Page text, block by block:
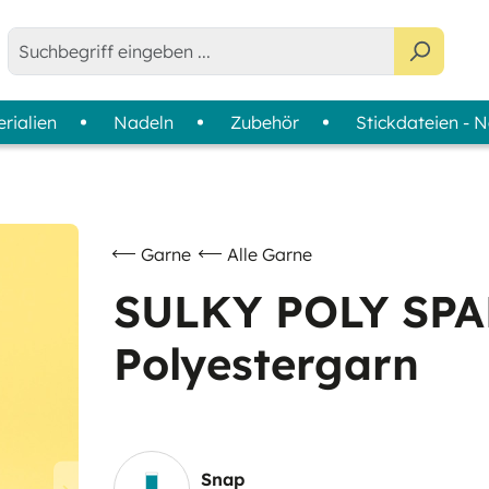
Nadeln Zubehör
Stickdateien -
Nähen
Quilten & Patchwork
Handsticken
Garnsets
Garnkoffer - Slimline Boxen
Garne Alle Garne
SULKY POLY
Polyestergarn
Snap